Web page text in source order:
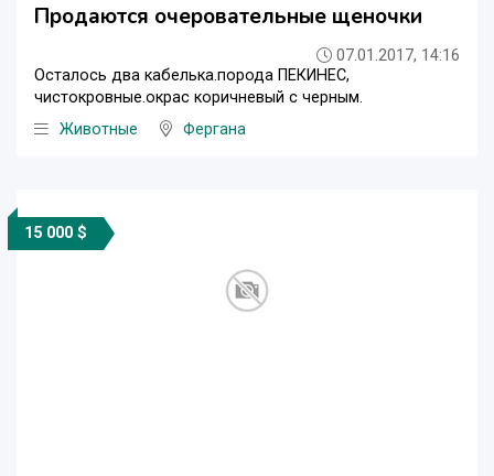
Продаются очеровательные щеночки
07.01.2017, 14:16
Осталось два кабелька.порода ПЕКИНЕС,
чистокровные.окрас коричневый с черным.
Животные
Фергана
15 000 $